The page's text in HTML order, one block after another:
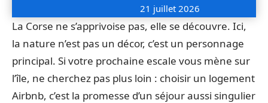
21 juillet 2026
La Corse ne s’apprivoise pas, elle se découvre. Ici,
la nature n’est pas un décor, c’est un personnage
principal. Si votre prochaine escale vous mène sur
l’île, ne cherchez pas plus loin : choisir un logement
Airbnb, c’est la promesse d’un séjour aussi singulier